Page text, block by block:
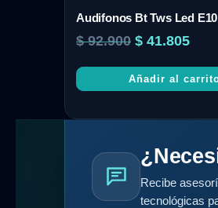
Audifonos Bt Tws Led E10
$92.900 $ 41.805
Añadir al
Recibe
tecnológicas